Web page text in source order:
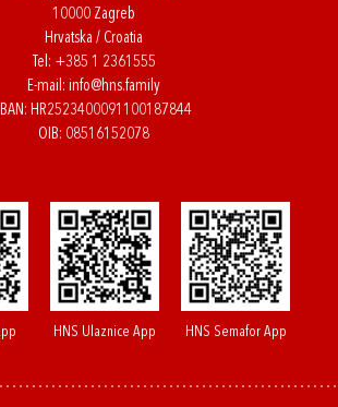
10000 Zagreb
Hrvatska / Croatia
Tel: +385 1 2361555
E-mail: info@hns.family
HR2523400091100187844
OIB: 08516152078
HNS Ulaznice App HNS Semafor App